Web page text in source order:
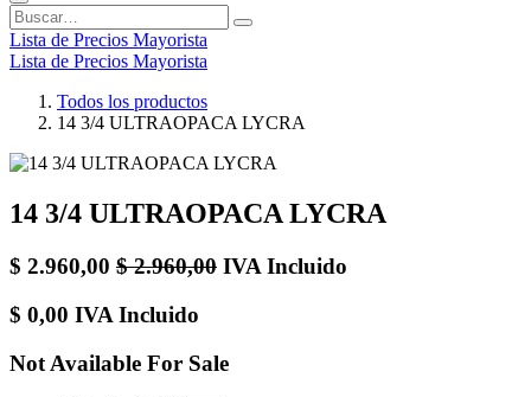
Lista de Precios Mayorista
Lista de Precios Mayorista
Todos los productos
14 3/4 ULTRAOPACA LYCRA
14 3/4 ULTRAOPACA LYCRA
$ 2.960,00 $2.960,00 IVA Incluido
$ 0,00 IVA Incluido
Not Available For Sale